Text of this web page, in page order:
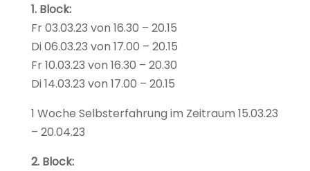
1. Block:
Fr 03.03.23 von 16.30 – 20.15
Di 06.03.23 von 17.00 – 20.15
Fr 10.03.23 von 16.30 – 20.30
Di 14.03.23 von 17.00 – 20.15
1 Woche Selbsterfahrung im Zeitraum 15.03.23
– 20.04.23
2. Block: